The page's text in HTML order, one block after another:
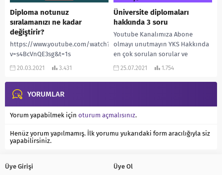
Diploma notunuz
sıralamanızı ne kadar
değiştirir?
https://www.youtube.com/watch?
v=s4BcVnQE3sg&t=1s
20.03.2021 3.431
Üniversite diplomaları
hakkında 3 soru
Youtube Kanalımıza Abone
olmayı unutmayın YKS Hakkında
en çok sorulan sorular ve
cevapları ! ”
adresinden daha çok...
25.07.2021 1.754
YORUMLAR
Yorum yapabilmek için oturum açmalısınız.
Henüz yorum yapılmamış. İlk yorumu yukarıdaki form aracılığıyla siz
yapabilirsiniz.
Üye Girişi Üye Ol